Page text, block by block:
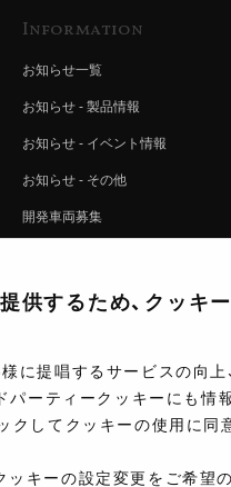
Information
お知らせ一覧
お知らせ - 製品情報
お知らせ - イベント情報
お知らせ - その他
開発車両募集
注文方法
供するため、クッキ
に提唱するサービスの向上
パーティークッキーにも情
クしてクッキーの使用に同
キーの設定変更をご希望